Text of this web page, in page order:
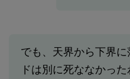
でも、天界から下界
ドは別に死ななかった